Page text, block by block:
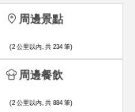
周邊景點
(2 公里以內, 共 234 筆)
周邊餐飲
(2 公里以內, 共 884 筆)